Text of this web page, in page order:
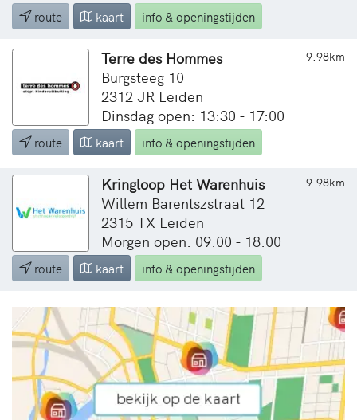
route kaart info & openingstijden
9.98km
Terre des Hommes
Burgsteeg 10
2312 JR Leiden
Dinsdag open: 13:30 - 17:00
route kaart info & openingstijden
9.98km
Kringloop Het Warenhuis
Willem Barentszstraat 12
2315 TX Leiden
Morgen open: 09:00 - 18:00
route kaart info & openingstijden